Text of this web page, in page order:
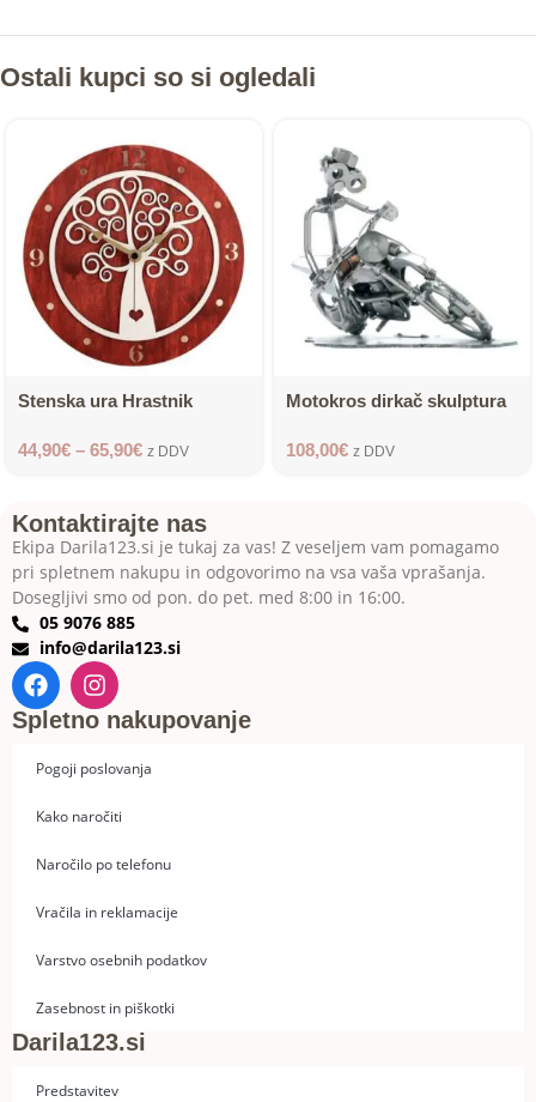
Ostali kupci so si ogledali
Stenska ura Hrastnik
44,90€ – 65,90€ z DDV
Motokros dirkač skulptura
108,00€ z DDV
Kontaktirajte nas
Ekipa Darila123.si je tukaj za vas! Z veseljem vam pomagamo
pri spletnem nakupu in odgovorimo na vsa vaša vprašanja.
Dosegljivi smo od pon. do pet. med 8:00 in 16:00.
05 9076 885
info@darila123.si
Spletno nakupovanje
Pogoji poslovanja
Kako naročiti
Naročilo po telefonu
Vračila in reklamacije
Varstvo osebnih podatkov
Zasebnost in piškotki
Darila123.si
Predstavitev